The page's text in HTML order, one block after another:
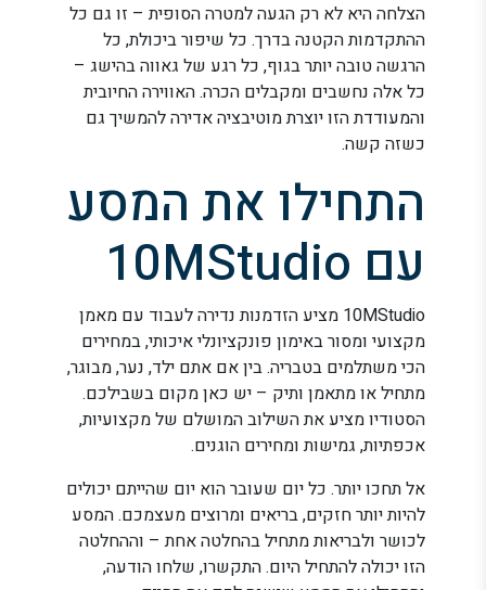
הצלחה היא לא רק הגעה למטרה הסופית – זו גם כל
ההתקדמות הקטנה בדרך. כל שיפור ביכולת, כל
הרגשה טובה יותר בגוף, כל רגע של גאווה בהישג –
כל אלה נחשבים ומקבלים הכרה. האווירה החיובית
והמעודדת הזו יוצרת מוטיבציה אדירה להמשיך גם
כשזה קשה.
התחילו את המסע
עם 10MStudio
10MStudio מציע הזדמנות נדירה לעבוד עם מאמן
מקצועי ומסור באימון פונקציונלי איכותי, במחירים
הכי משתלמים בטבריה. בין אם אתם ילד, נער, מבוגר,
מתחיל או מתאמן ותיק – יש כאן מקום בשבילכם.
הסטודיו מציע את השילוב המושלם של מקצועיות,
אכפתיות, גמישות ומחירים הוגנים.
אל תחכו יותר. כל יום שעובר הוא יום שהייתם יכולים
להיות יותר חזקים, בריאים ומרוצים מעצמכם. המסע
לכושר ולבריאות מתחיל בהחלטה אחת – וההחלטה
הזו יכולה להתחיל היום. התקשרו, שלחו הודעה,